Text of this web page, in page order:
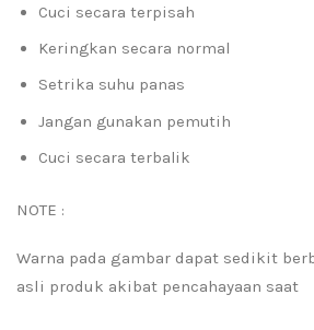
Cuci secara terpisah
Keringkan secara normal
Setrika suhu panas
Jangan gunakan pemutih
Cuci secara terbalik
NOTE :
Warna pada gambar dapat sedikit
asli produk akibat pencahayaan saat